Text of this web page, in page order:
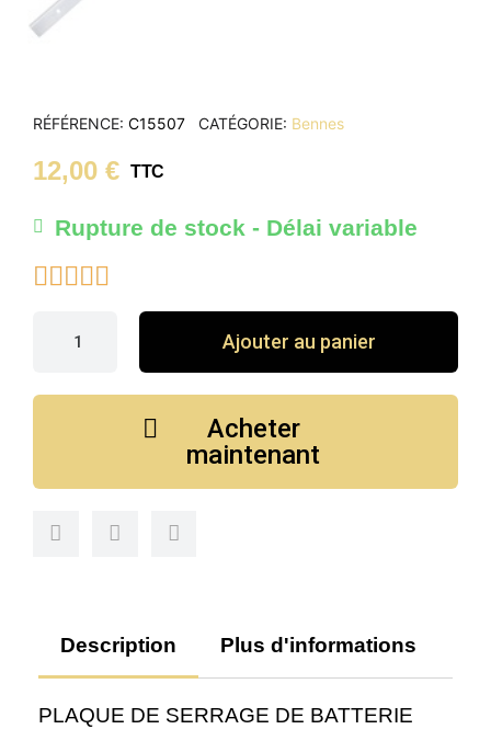
RÉFÉRENCE C15507 CATÉGORIE Bennes
12,00 € TTC
Rupture de stock - Délai variable

Ajouter au panier
Acheter
maintenant
Description Plus d'informations
PLAQUE DE SERRAGE DE BATTERIE